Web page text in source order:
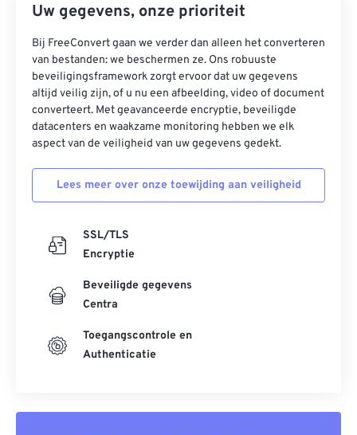
Uw gegevens, onze prioriteit
Bij FreeConvert gaan we verder dan alleen het converteren
van bestanden: we beschermen ze. Ons robuuste
beveiligingsframework zorgt ervoor dat uw gegevens
altijd veilig zijn, of u nu een afbeelding, video of document
converteert. Met geavanceerde encryptie, beveiligde
datacenters en waakzame monitoring hebben we elk
aspect van de veiligheid van uw gegevens gedekt.
Lees meer over onze toewijding aan veiligheid
SSL/TLS
Encryptie
Beveiligde gegevens
Centra
Toegangscontrole en
Authenticatie